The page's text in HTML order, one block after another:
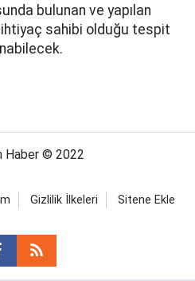
bulunan ve yapılan
sahibi olduğu tespit
Haber © 2022
Gizlilik İlkeleri Sitene Ekle